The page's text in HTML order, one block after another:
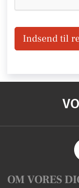
Indsend til
OM VORES